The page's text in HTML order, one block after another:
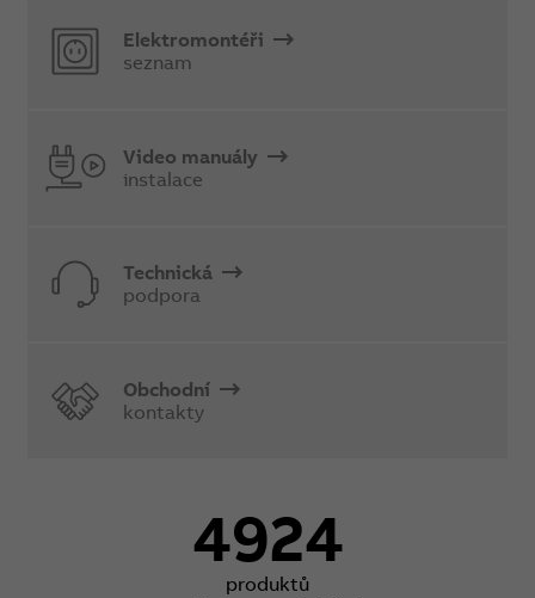
Elektromontéři
seznam
Video manuály
instalace
Technická
podpora
Obchodní
kontakty
4924
produktů